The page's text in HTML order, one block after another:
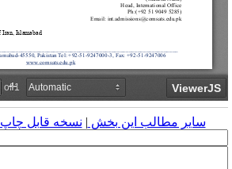
سایر مطالب این بخش | نسخه قابل چاپ|